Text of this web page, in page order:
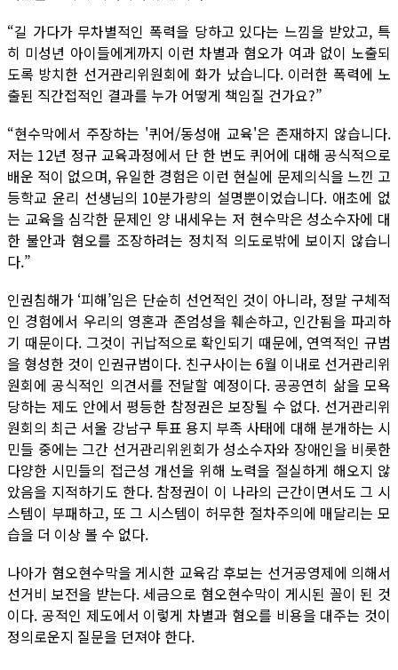
“길 가다가 무차별적인 폭력을 당하고 있다는 느낌을 받았고, 특
히 미성년 아이들에게까지 이런 차별과 혐오가 여과 없이 노출되
도록 방치한 선거관리위원회에 화가 났습니다. 이러한 폭력에 노
출된 직간접적인 결과를 누가 어떻게 책임질 건가요?”
“현수막에서 주장하는 '퀴어/동성애 교육'은 존재하지 않습니다.
저는 12년 정규 교육과정에서 단 한 번도 퀴어에 대해 공식적으로
배운 적이 없으며, 유일한 경험은 이런 현실에 문제의식을 느낀 고
등학교 윤리 선생님의 10분가량의 설명뿐이었습니다. 애초에 없
는 교육을 심각한 문제인 양 내세우는 저 현수막은 성소수자에 대
한 불안과 혐오를 조장하려는 정치적 의도로밖에 보이지 않습니
다.”
인권침해가 ‘피해’임은 단순히 선언적인 것이 아니라, 정말 구체적
인 경험에서 우리의 영혼과 존엄성을 훼손하고, 인간됨을 파괴하
기 때문이다. 그것이 귀납적으로 확인되기 때문에, 연역적인 규범
을 형성한 것이 인권규범이다. 친구사이는 6월 이내로 선거관리위
원회에 공식적인 의견서를 전달할 예정이다. 공공연히 삶을 모욕
당하는 제도 안에서 평등한 참정권은 보장될 수 없다. 선거관리위
원회의 최근 서울 강남구 투표 용지 부족 사태에 대해 분개하는 시
민들 중에는 그간 선거관리위윈회가 성소수자와 장애인을 비롯한
다양한 시민들의 접근성 개선을 위해 노력을 절실하게 해오지 않
았음을 지적하기도 한다. 참정권이 이 나라의 근간이면서도 그 시
스템이 부패하고, 또 그 시스템이 허무한 절차주의에 매달리는 모
습을 더 이상 볼 수 없다.
나아가 혐오현수막을 게시한 교육감 후보는 선거공영제에 의해서
선거비 보전을 받는다. 세금으로 혐오현수막이 게시된 꼴이 된 것
이다. 공적인 제도에서 이렇게 차별과 혐오를 비용을 대주는 것이
정의로운지 질문을 던져야 한다.